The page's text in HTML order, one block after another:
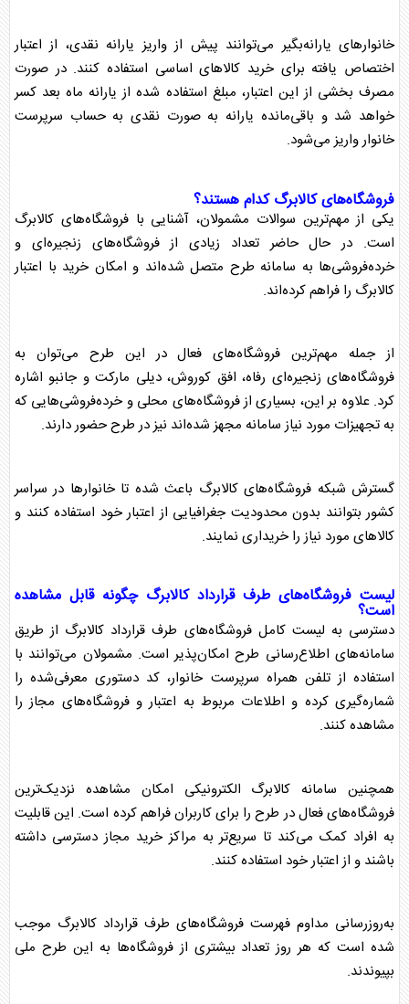
خانوارهای یارانه‌بگیر می‌توانند پیش از واریز یارانه نقدی، از اعتبار
اختصاص یافته برای خرید کالاهای اساسی استفاده کنند. در صورت
مصرف بخشی از این اعتبار، مبلغ استفاده شده از یارانه ماه بعد کسر
خواهد شد و باقی‌مانده یارانه به صورت نقدی به حساب سرپرست
خانوار واریز می‌شود.
فروشگاه‌هایکالابرگکدام هستند؟
یکی از مهم‌ترین سوالات مشمولان، آشنایی با فروشگاه‌های کالابرگ
است. در حال حاضر تعداد زیادی از فروشگاه‌های زنجیره‌ای و
خرده‌فروشی‌ها به سامانه طرح متصل شده‌اند و امکان خرید با اعتبار
کالابرگ را فراهم کرده‌اند.
از جمله مهم‌ترین فروشگاه‌های فعال در این طرح می‌توان به
فروشگاه‌های زنجیره‌ای رفاه، افق کوروش، دیلی مارکت و جانبو اشاره
کرد. علاوه بر این، بسیاری از فروشگاه‌های محلی و خرده‌فروشی‌هایی که
به تجهیزات مورد نیاز سامانه مجهز شده‌اند نیز در طرح حضور دارند.
گسترش شبکه فروشگاه‌هایکالابرگ باعث شده تا خانوارها در سراسر
کشور بتوانند بدون محدودیت جغرافیایی از اعتبار خود استفاده کنند و
کالاهای مورد نیاز را خریداری نمایند.
لیست فروشگاه‌های طرف قراردادکالابرگ چگونه قابل مشاهده
است؟
دسترسی به لیست کامل فروشگاه‌های طرف قرارداد کالابرگ از طریق
سامانه‌های اطلاع‌رسانی طرح امکان‌پذیر است. مشمولان می‌توانند با
استفاده از تلفن همراه سرپرست خانوار، کد دستوری معرفی‌شده را
شماره‌گیری کرده و اطلاعات مربوط به اعتبار و فروشگاه‌های مجاز را
مشاهده کنند.
همچنین سامانه کالابرگ الکترونیکی امکان مشاهده نزدیک‌ترین
فروشگاه‌های فعال در طرح را برای کاربران فراهم کرده است. این قابلیت
به افراد کمک می‌کند تا سریع‌تر به مراکز خرید مجاز دسترسی داشته
باشند و از اعتبار خود استفاده کنند.
به‌روزرسانی مداوم فهرست فروشگاه‌های طرف قرارداد کالابرگ موجب
شده است که هر روز تعداد بیشتری از فروشگاه‌ها به این طرح ملی
بپیوندند.